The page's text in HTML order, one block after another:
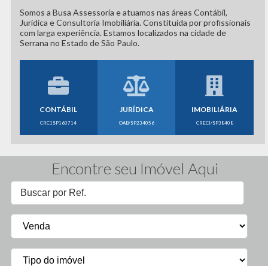
Somos a Busa Assessoria e atuamos nas áreas Contábil,
Jurídica e Consultoria Imobiliária. Constituída por profissionais
com larga experiência. Estamos localizados na cidade de
Serrana no Estado de São Paulo.
CONTÁBIL
CRC1SP160714
JURÍDICA
OAB/SP234056
IMOBILIÁRIA
CRECI/SP38408
Encontre seu Imóvel Aqui